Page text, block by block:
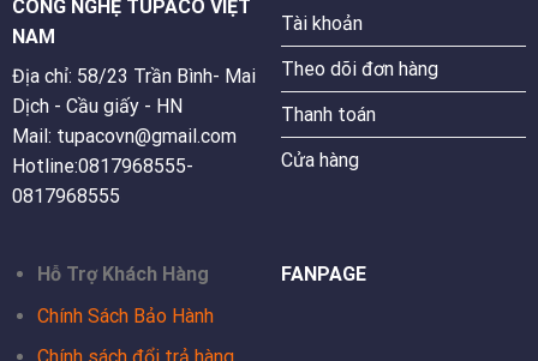
CÔNG NGHỆ TUPACO VIỆT
NAM
Địa chỉ: 58/23 Trần Bình- Mai
Dịch - Cầu giấy - HN
Mail: tupacovn@gmail.com
Hotline:0817968555-
0817968555
Tài khoản
Theo dõi đơn hàng
Thanh toán
Cửa hàng
Hỗ Trợ Khách Hàng
Chính Sách Bảo Hành
FANPAGE